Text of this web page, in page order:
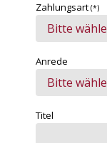
Zahlungsart (*)
Anrede
Titel